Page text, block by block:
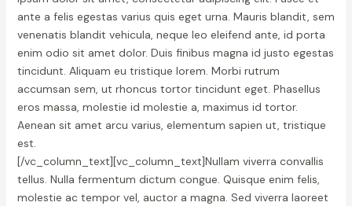
ante a felis egestas varius quis eget urna. Mauris blandit, sem
venenatis blandit vehicula, neque leo eleifend ante, id porta
enim odio sit amet dolor. Duis finibus magna id justo egestas
tincidunt. Aliquam eu tristique lorem. Morbi rutrum
accumsan sem, ut rhoncus tortor tincidunt eget. Phasellus
eros massa, molestie id molestie a, maximus id tortor.
Aenean sit amet arcu varius, elementum sapien ut, tristique
est.
[/vc_column_text][vc_column_text]Nullam viverra convallis
tellus. Nulla fermentum dictum congue. Quisque enim felis,
molestie ac tempor vel, auctor a magna. Sed viverra laoreet